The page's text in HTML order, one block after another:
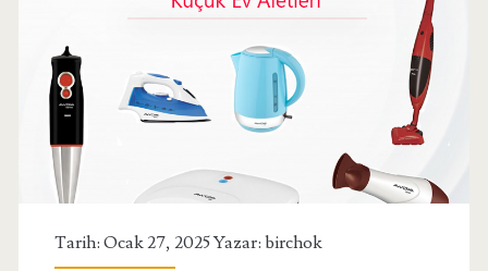
Etiket:
<span>Awox
Demplus
Inox
Çay
Tarih: Ocak 27, 2025 Yazar: birchok